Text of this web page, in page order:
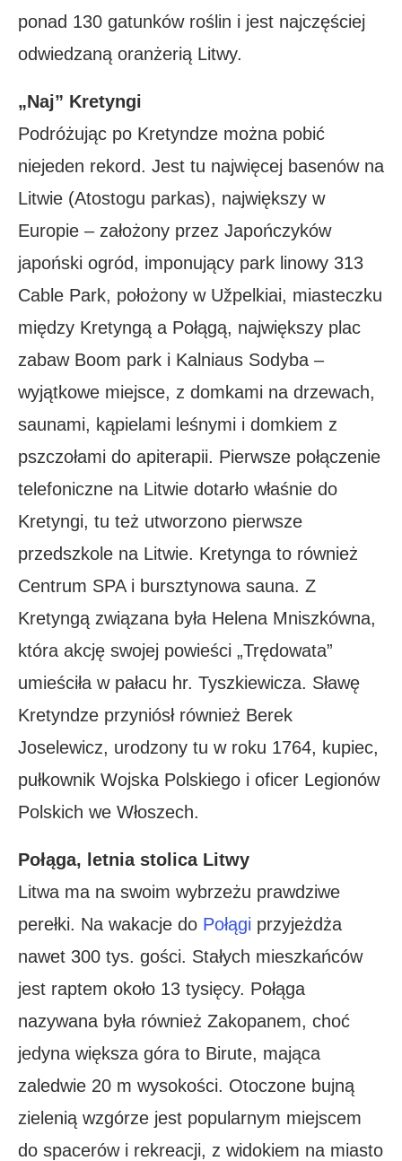
ponad 130 gatunków roślin i jest najczęściej
odwiedzaną oranżerią Litwy.
„Naj” Kretyngi
Podróżując po Kretyndze można pobić
niejeden rekord. Jest tu najwięcej basenów na
Litwie (Atostogu parkas), największy w
Europie – założony przez Japończyków
japoński ogród, imponujący park linowy 313
Cable Park, położony w Užpelkiai, miasteczku
między Kretyngą a Połągą, największy plac
zabaw Boom park i Kalniaus Sodyba –
wyjątkowe miejsce, z domkami na drzewach,
saunami, kąpielami leśnymi i domkiem z
pszczołami do apiterapii. Pierwsze połączenie
telefoniczne na Litwie dotarło właśnie do
Kretyngi, tu też utworzono pierwsze
przedszkole na Litwie. Kretynga to również
Centrum SPA i bursztynowa sauna. Z
Kretyngą związana była Helena Mniszkówna,
która akcję swojej powieści „Trędowata”
umieściła w pałacu hr. Tyszkiewicza. Sławę
Kretyndze przyniósł również Berek
Joselewicz, urodzony tu w roku 1764, kupiec,
pułkownik Wojska Polskiego i oficer Legionów
Polskich we Włoszech.
Połąga, letnia stolica Litwy
Litwa ma na swoim wybrzeżu prawdziwe
perełki. Na wakacje do Połągi przyjeżdża
nawet 300 tys. gości. Stałych mieszkańców
jest raptem około 13 tysięcy. Połąga
nazywana była również Zakopanem, choć
jedyna większa góra to Birute, mająca
zaledwie 20 m wysokości. Otoczone bujną
zielenią wzgórze jest popularnym miejscem
do spacerów i rekreacji, z widokiem na miasto